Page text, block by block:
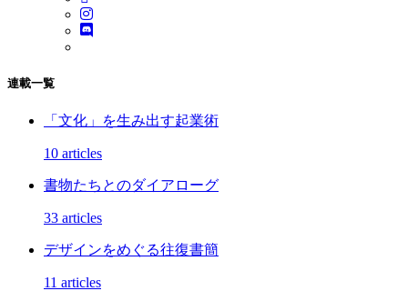
連載一覧
「文化」を生み出す起業術
10 articles
書物たちとのダイアローグ
33 articles
デザインをめぐる往復書簡
11 articles